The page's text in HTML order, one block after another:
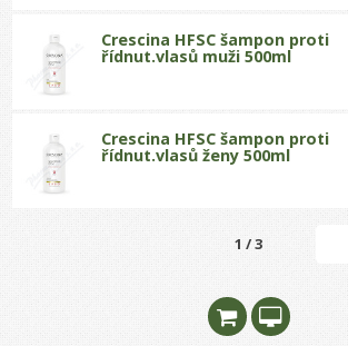
Crescina HFSC šampon proti
řídnut.vlasů muži 500ml
Crescina HFSC šampon proti
řídnut.vlasů ženy 500ml
1 / 3